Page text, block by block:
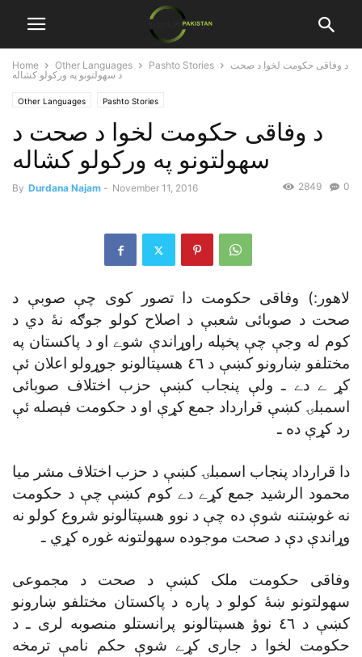
Home Other Languages Pashto Stories
د وفاقى حکومت لخوا د صحت
د سهولتونو په ورکولو کشاله
Other Languages Pashto Stories
د وفاقى حکومت لخوا د صحت د
سهولتونو په ورکولو کشاله
By Durdana Najam - November 11, 2016 0
2849
لاهور:) وفاقى حکومت دا تصور کوى چې صوبې د
صحت د صوبائى شعبې د اصلاح کولو جوګه نۀ دي د
کوم له وجې چې پخپله راوړاندې شوے او د پاکستان په
مختلفو ښارونو کښې د ٤٦ هسپتالونو جوړولو اعلان ئې
کړ ے دے ـ ولې پنجاب کښې حزب اختلاف صوبائى
اسمبلۍ کښې قرارداد جمع کړې او د حکومت فېصله ئې
رد کړې ده ـ
دا قرارداد پنجاب اسمبلۍ کښې د حزب اختلاف مشر ميا
محمود الرشيد جمع کړے دے کوم کښې چې د حکومت
نه غوښتنه شوې ده چې د نوو هسپتالونو شروع کولو نه
وړاندې دې د صحت موجوده سهولتونه غوره کړي ـ
وفاقى حکومت ملک کښې د صحت د مجموعى
سهولتونو ښۀ کولو د پاره د پاکستان مختلفو ښارونو
کښې د ٤٦ نوؤ هسپتالونو پرانستلو منصوبه لرى ـ د
حکومت لخوا د جارى کړے شوې حکم نامې ترمخه